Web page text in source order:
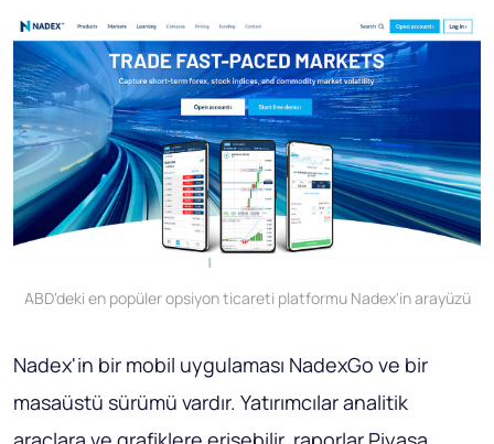
ABD'deki en popüler opsiyon ticareti platformu Nadex'in arayüzü
Nadex'in bir mobil uygulaması NadexGo ve bir
masaüstü sürümü vardır. Yatırımcılar analitik